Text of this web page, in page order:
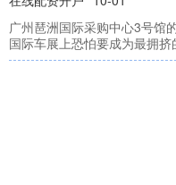
广州琶洲国际采购中心3号馆
国际车展上恐怕要成为最拥